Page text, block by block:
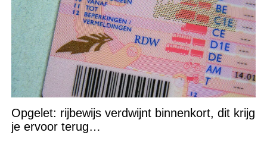
Opgelet: rijbewijs verdwijnt binnenkort, dit krijg
je ervoor terug…